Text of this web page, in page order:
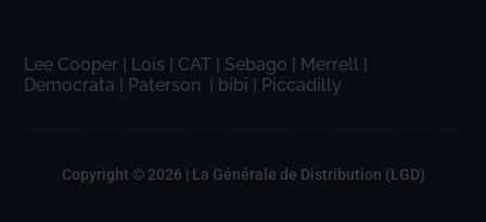
Lee Cooper | Lois | CAT | Sebago | Merrell |
Democrata | Paterson | bibi | Piccadilly
Copyright © 2026 | La Générale de Distribution (LGD)